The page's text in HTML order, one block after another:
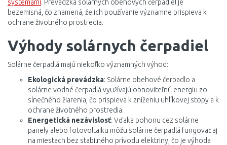
systémami. Prevádzka solárnych obehových čerpadiel je
bezemisná, čo znamená, že ich používanie významne prispieva k
ochrane životného prostredia.
Výhody solárnych čerpadiel
Solárne čerpadlá majú niekoľko významných výhod:
Ekologická prevádzka: Solárne obehové čerpadlo a
solárne vodné čerpadlá využívajú obnoviteľnú energiu zo
slnečného žiarenia, čo prispieva k zníženiu uhlíkovej stopy a k
ochrane životného prostredia.
Energetická nezávislosť: Vďaka pohonu cez solárne
panely alebo fotovoltaiku môžu solárne čerpadlá fungovať aj
na miestach bez stabilného prívodu elektriny, čo je výhoda